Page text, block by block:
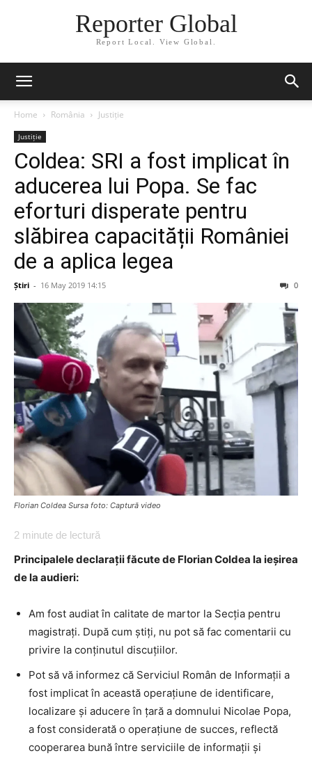
Reporter Global
Report Local. View Global.
Home România Justiție
Justiție
Coldea: SRI a fost implicat în
aducerea lui Popa. Se fac
eforturi disperate pentru
slăbirea capacității României
de a aplica legea
Știri - 16 May 2019 14:15 0
Florian Coldea Sursa foto: Captură video
2 minute de lectură
Principalele declarații făcute de Florian Coldea la ieșirea
de la audieri:
Am fost audiat în calitate de martor la Secția pentru
magistrați. După cum știți, nu pot să fac comentarii cu
privire la conținutul discuțiilor.
Pot să vă informez că Serviciul Român de Informații a
fost implicat în această operațiune de identificare,
localizare și aducere în țară a domnului Nicolae Popa,
a fost considerată o operațiune de succes, reflectă
cooperarea bună între serviciile de informații și